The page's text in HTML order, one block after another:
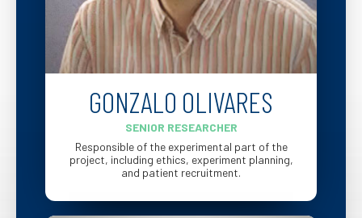
GONZALO OLIVARES
SENIOR RESEARCHER
Responsible of the experimental part of the
project, including ethics, experiment planning,
and patient recruitment.